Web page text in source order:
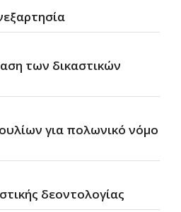
των δικαστικών
για πολωνικό νόμο
δεοντολογίας